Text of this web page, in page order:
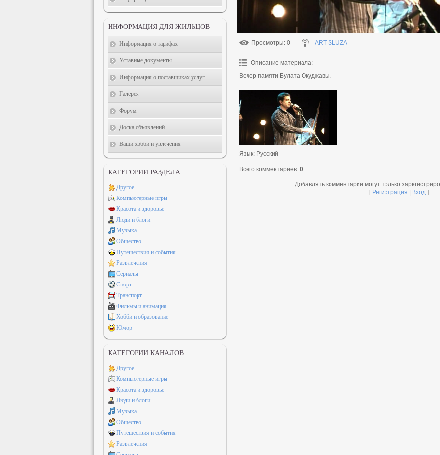
Просмотры: 0 ART-SLUZA
Описание материала:
Вечер памяти Булата Окуджавы.
Язык: Русский
Всего комментариев: 0
Добавлять комментарии могут только
[ Регистрация | Вход ]
ИНФОРМАЦИЯ ДЛЯ ЖИЛЬЦОВ
Информация о тарифах
Уставные документы
Информация о поставщиках услуг
Галерея
Форум
Доска объявлений
Ваши хобби и увлечения
КАТЕГОРИИ РАЗДЕЛА
Другое
Компьютерные игры
Красота и здоровье
Люди и блоги
Музыка
Общество
Путешествия и события
Развлечения
Сериалы
Спорт
Транспорт
Фильмы и анимация
Хобби и образование
Юмор
КАТЕГОРИИ КАНАЛОВ
Другое
Компьютерные игры
Красота и здоровье
Люди и блоги
Музыка
Общество
Путешествия и события
Развлечения